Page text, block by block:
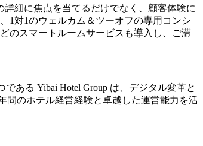
細に焦点を当てるだけでなく、顧客体験に
1対1のウェルカム＆ツーオフの専用コンシ
のスマートルームサービスも導入し、ご滞
ある Yibai Hotel Group は、デジタル変革と
間のホテル経営経験と卓越した運営能力を活